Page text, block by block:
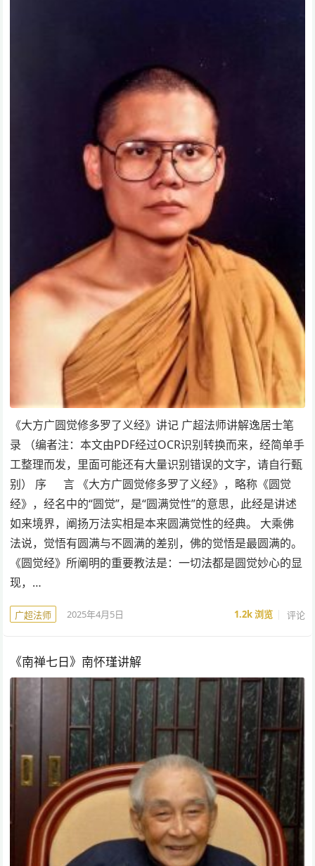
《大方广圆觉修多罗了义经》讲记 广超法师讲解逸居士笔
录 （编者注：本文由PDF经过OCR识别转换而来，经简单手
工整理而发，里面可能还有大量识别错误的文字，请自行甄
别） 序 言 《大方广圆觉修多罗了义经》，略称《圆觉
经》，经名中的“圆觉”，是“圆满觉性”的意思，此经是讲述
如来境界，阐扬万法实相是本来圆满觉性的经典。 大乘佛
法说，觉悟有圆满与不圆满的差别，佛的觉悟是最圆满的。
《圆觉经》所阐明的重要教法是：一切法都是圆觉妙心的显
现，…
广超法师 2025年4月5日 1.2k浏览 评论
《南禅七日》南怀瑾讲解